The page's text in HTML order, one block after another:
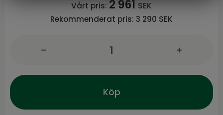
Vårt pris: 2 961SEK
Rekommenderat pris: 3 290 SEK
Köp